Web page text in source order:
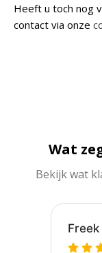
Heeft u toch nog
contact via onze
Wat
Bekijk wat